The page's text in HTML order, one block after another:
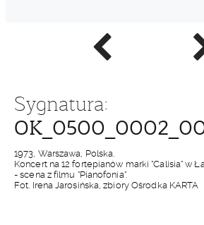
Poprzednie
zdjęcie
Sygnatura:
1973, Warszawa, Polska.
Koncert na 12 fortepianów marki "Calisia" w
- scena z filmu "Pianofonia".
Fot. Irena Jarosińska, zbiory Ośrodka KARTA